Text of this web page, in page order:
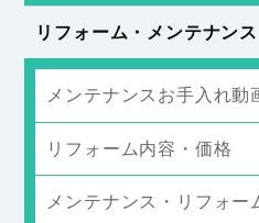
リフォーム・メンテナンス
メンテナンスお手入れ動
リフォーム内容・価格
メンテナンス・リフォー